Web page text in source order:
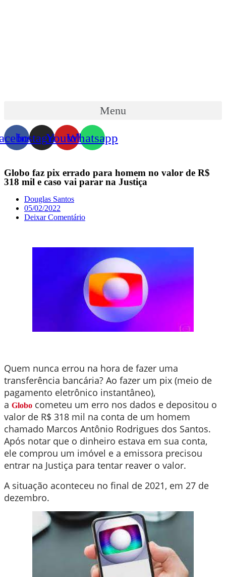
Menu
InstagramYoutubeWhatsapp
Globo faz pix errado para homem no valor de R$
318 mil e caso vai parar na Justiça
Douglas Santos
05/02/2022
Deixar Comentário
Quem nunca errou na hora de fazer uma
transferência bancária? Ao fazer um pix (meio de
pagamento eletrônico instantâneo),
a Globo cometeu um erro nos dados e depositou o
valor de R$ 318 mil na conta de um homem
chamado Marcos Antônio Rodrigues dos Santos.
Após notar que o dinheiro estava em sua conta,
ele comprou um imóvel e a emissora precisou
entrar na Justiça para tentar reaver o valor.
A situação aconteceu no final de 2021, em 27 de
dezembro.